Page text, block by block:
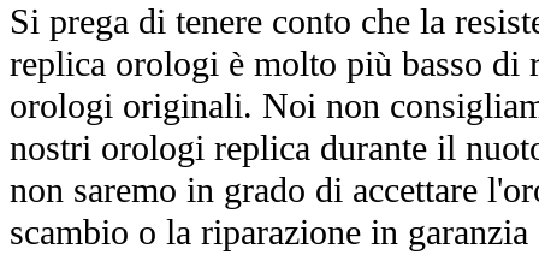
Si prega di tenere conto che la
replica orologi è molto più basso di
orologi originali. Noi non
nostri orologi replica durante il
non saremo in grado di accettare
scambio o la riparazione in